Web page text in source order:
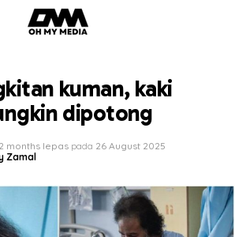
kuman, kaki
dipotong
months lepas pada 26 August 2025
Zamal